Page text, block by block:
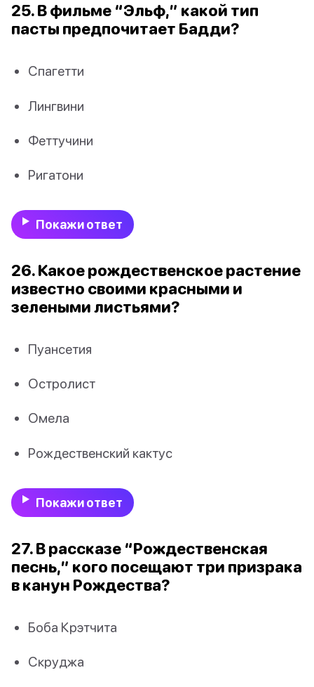
25. В фильме “Эльф,” какой тип
пасты предпочитает Бадди?
Спагетти
Лингвини
Феттучини
Ригатони
Покажи ответ
26. Какое рождественское растение
известно своими красными и
зелеными листьями?
Пуансетия
Остролист
Омела
Рождественский кактус
Покажи ответ
27. В рассказе “Рождественская
песнь,” кого посещают три призрака
в канун Рождества?
Боба Крэтчита
Скруджа